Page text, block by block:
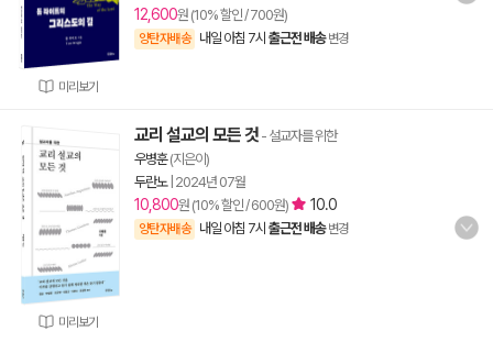
미리보기
12,600원 (10% 할인 / 700원)
양탄자배송 내일 아침 7시 출근전 배송 변경
미리보기
교리 설교의 모든 것 - 설교자를 위한
우병훈(지은이)
두란노| 2024년 07월
10,800원 (10% 할인 / 600원) 10.0
양탄자배송 내일 아침 7시 출근전 배송 변경